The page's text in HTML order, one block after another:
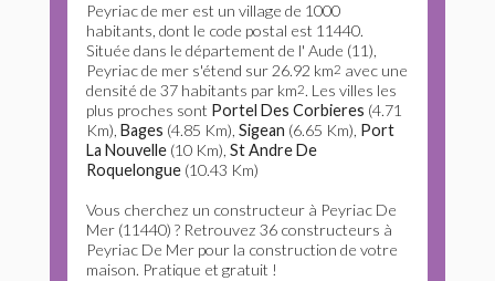
Peyriac de mer est un village de 1000
habitants, dont le code postal est 11440.
Située dans le département de l' Aude (11),
Peyriac de mer s'étend sur 26.92 km2 avec une
densité de 37 habitants par km2. Les villes les
plus proches sont Portel Des Corbieres (4.71
Km),Bages (4.85 Km),Sigean (6.65 Km), Port
La Nouvelle (10 Km),St Andre De
Roquelongue (10.43 Km)
Vous cherchez un constructeur à Peyriac De
Mer (11440) ? Retrouvez 36 constructeurs à
Peyriac De Mer pour la construction de votre
maison. Pratique et gratuit !